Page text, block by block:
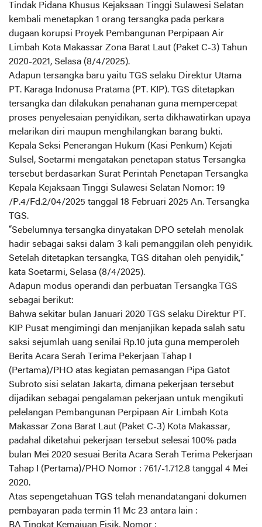
Tindak Pidana Khusus Kejaksaan Tinggi Sulawesi Selatan
kembali menetapkan 1 orang tersangka pada perkara
dugaan korupsi Proyek Pembangunan Perpipaan Air
Limbah Kota Makassar Zona Barat Laut (Paket C-3) Tahun
2020-2021, Selasa (8/4/2025).
Adapun tersangka baru yaitu TGS selaku Direktur Utama
PT. Karaga Indonusa Pratama (PT. KIP). TGS ditetapkan
tersangka dan dilakukan penahanan guna mempercepat
proses penyelesaian penyidikan, serta dikhawatirkan upaya
melarikan diri maupun menghilangkan barang bukti.
Kepala Seksi Penerangan Hukum (Kasi Penkum) Kejati
Sulsel, Soetarmi mengatakan penetapan status Tersangka
tersebut berdasarkan Surat Perintah Penetapan Tersangka
Kepala Kejaksaan Tinggi Sulawesi Selatan Nomor: 19
/P.4/Fd.2/04/2025 tanggal 18 Februari 2025 An. Tersangka
TGS.
“Sebelumnya tersangka dinyatakan DPO setelah menolak
hadir sebagai saksi dalam 3 kali pemanggilan oleh penyidik.
Setelah ditetapkan tersangka, TGS ditahan oleh penyidik,”
kata Soetarmi, Selasa (8/4/2025).
Adapun modus operandi dan perbuatan Tersangka TGS
sebagai berikut:
Bahwa sekitar bulan Januari 2020 TGS selaku Direktur PT.
KIP Pusat mengimingi dan menjanjikan kepada salah satu
saksi sejumlah uang senilai Rp.10 juta guna memperoleh
Berita Acara Serah Terima Pekerjaan Tahap I
(Pertama)/PHO atas kegiatan pemasangan Pipa Gatot
Subroto sisi selatan Jakarta, dimana pekerjaan tersebut
dijadikan sebagai pengalaman pekerjaan untuk mengikuti
pelelangan Pembangunan Perpipaan Air Limbah Kota
Makassar Zona Barat Laut (Paket C-3) Kota Makassar,
padahal diketahui pekerjaan tersebut selesai 100% pada
bulan Mei 2020 sesuai Berita Acara Serah Terima Pekerjaan
Tahap I (Pertama)/PHO Nomor : 761/-1.712.8 tanggal 4 Mei
2020.
Atas sepengetahuan TGS telah menandatangani dokumen
pembayaran pada termin 11 Mc 23 antara lain :